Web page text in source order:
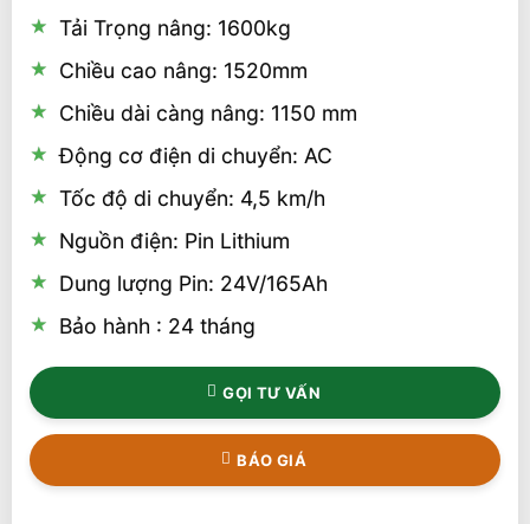
Tải Trọng nâng: 1600kg
Chiều cao nâng: 1520mm
Chiều dài càng nâng: 1150 mm
Động cơ điện di chuyển: AC
Tốc độ di chuyển: 4,5 km/h
Nguồn điện: Pin Lithium
Dung lượng Pin: 24V/165Ah
Bảo hành : 24 tháng
GỌI TƯ VẤN
BÁO GIÁ